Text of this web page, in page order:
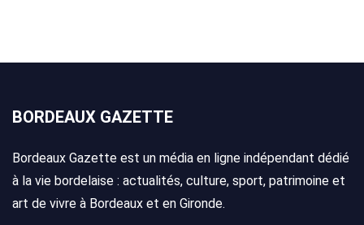
BORDEAUX GAZETTE
Bordeaux Gazette est un média en ligne indépendant dédié
à la vie bordelaise : actualités, culture, sport, patrimoine et
art de vivre à Bordeaux et en Gironde.